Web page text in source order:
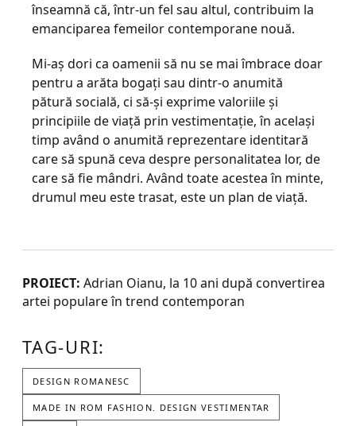
înseamnă că, într-un fel sau altul, contribuim la
emanciparea femeilor contemporane nouă.
Mi-aș dori ca oamenii să nu se mai îmbrace doar
pentru a arăta bogați sau dintr-o anumită
pătură socială, ci să-și exprime valoriile și
principiile de viață prin vestimentație, în același
timp având o anumită reprezentare identitară
care să spună ceva despre personalitatea lor, de
care să fie mândri. Având toate acestea în minte,
drumul meu este trasat, este un plan de viață.
PROIECT: Adrian Oianu, la 10 ani după convertirea
artei populare în trend contemporan
TAG-URI:
DESIGN ROMANESC
MADE IN ROM FASHION. DESIGN VESTIMENTAR